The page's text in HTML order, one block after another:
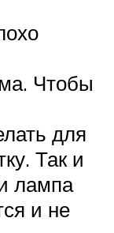
Чтобы
для
Так и
лампа
и не